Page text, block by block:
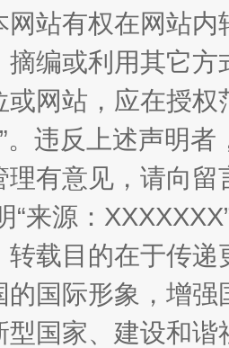
网站有权在网站
摘编或利用其它
或网站，应在授
。违反上述声明
理有意见，请向
“来源：
转载目的在于传
的国际形象，增
型国家、建设和